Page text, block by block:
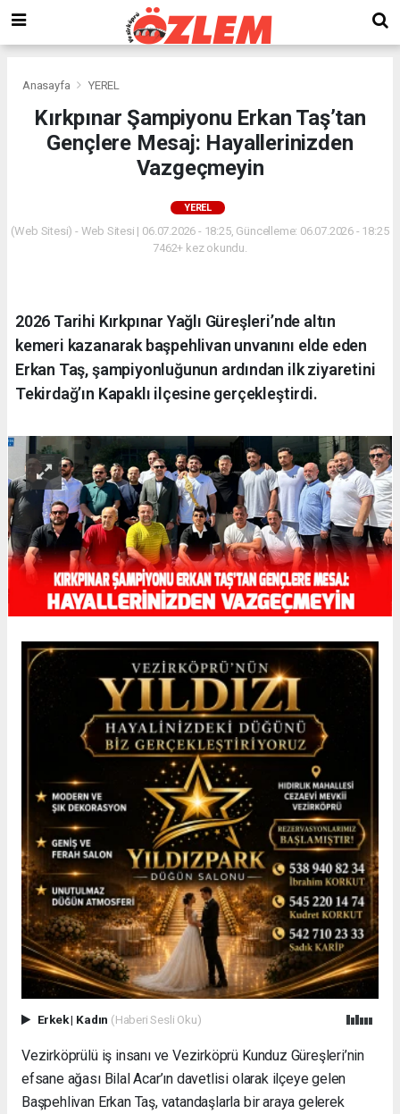
Anasayfa YEREL
Kırkpınar Şampiyonu Erkan Taş’tan
Gençlere Mesaj: Hayallerinizden
Vazgeçmeyin
YEREL
(Web Sitesi) - Web Sitesi | 06.07.2026 - 18:25, Güncelleme: 06.07.2026 - 18:25
7462+ kez okundu.
2026 Tarihi Kırkpınar Yağlı Güreşleri’nde altın
kemeri kazanarak başpehlivan unvanını elde eden
Erkan Taş, şampiyonluğunun ardından ilk ziyaretini
Tekirdağ’ın Kapaklı ilçesine gerçekleştirdi.
Erkek| Kadın (Haberi Sesli Oku)
Vezirköprülü iş insanı ve Vezirköprü Kunduz Güreşleri’nin
efsane ağası Bilal Acar’ın davetlisi olarak ilçeye gelen
Başpehlivan Erkan Taş, vatandaşlarla bir araya gelerek